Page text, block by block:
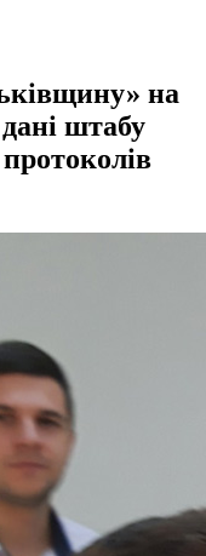
на
штабу